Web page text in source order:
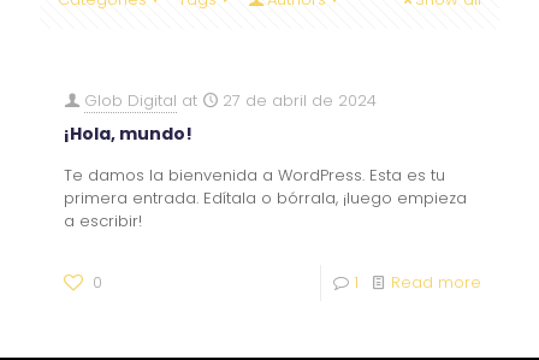
Glob Digital at 27 de abril de 2024
¡Hola, mundo!
Te damos la bienvenida a WordPress. Esta es tu
primera entrada. Edítala o bórrala, ¡luego empieza
a escribir!
0 1 Read more